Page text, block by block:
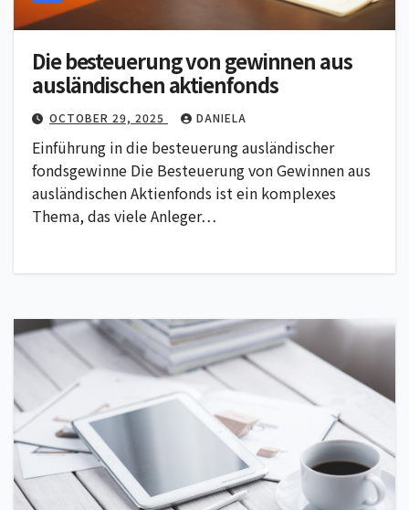
Die besteuerung von gewinnen aus
ausländischen aktienfonds
OCTOBER 29, 2025 DANIELA
Einführung in die besteuerung ausländischer
fondsgewinne Die Besteuerung von Gewinnen aus
ausländischen Aktienfonds ist ein komplexes
Thema, das viele Anleger…